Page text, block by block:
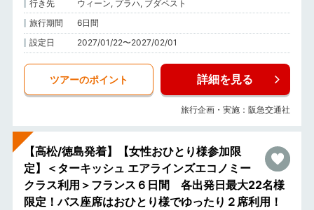
行き先
ウィーン, プラハ, ブダペスト
旅行期間
6日間
設定日
2027/01/22〜2027/02/01
ツアーのポイント 詳細を見る
旅行企画・実施：阪急交通社
【高松/徳島発着】【女性おひとり様参加限
定】＜ターキッシュ エアラインズエコノミー
クラス利用＞フランス６日間 各出発日最大22名様
限定！バス座席はおひとり様でゆったり２席利用！